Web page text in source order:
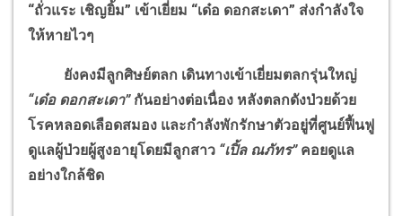
“ถั่วแระ เชิญยิ้ม” เข้าเยี่ยม “เด๋อ ดอกสะเดา” ส่งกำลังใจ
ให้หายไวๆ
ยังคงมีลูกศิษย์ตลก เดินทางเข้าเยี่ยมตลกรุ่นใหญ่
“เด๋อ ดอกสะเดา” กันอย่างต่อเนื่อง หลังตลกดังป่วยด้วย
โรคหลอดเลือดสมอง และกำลังพักรักษาตัวอยู่ที่ศูนย์ฟื้นฟู
ดูแลผู้ป่วยผู้สูงอายุโดยมีลูกสาว “เปิ้ล ณภัทร” คอยดูแล
อย่างใกล้ชิด